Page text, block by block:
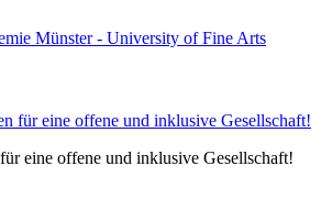
eine offene und inklusive Gesellschaft!